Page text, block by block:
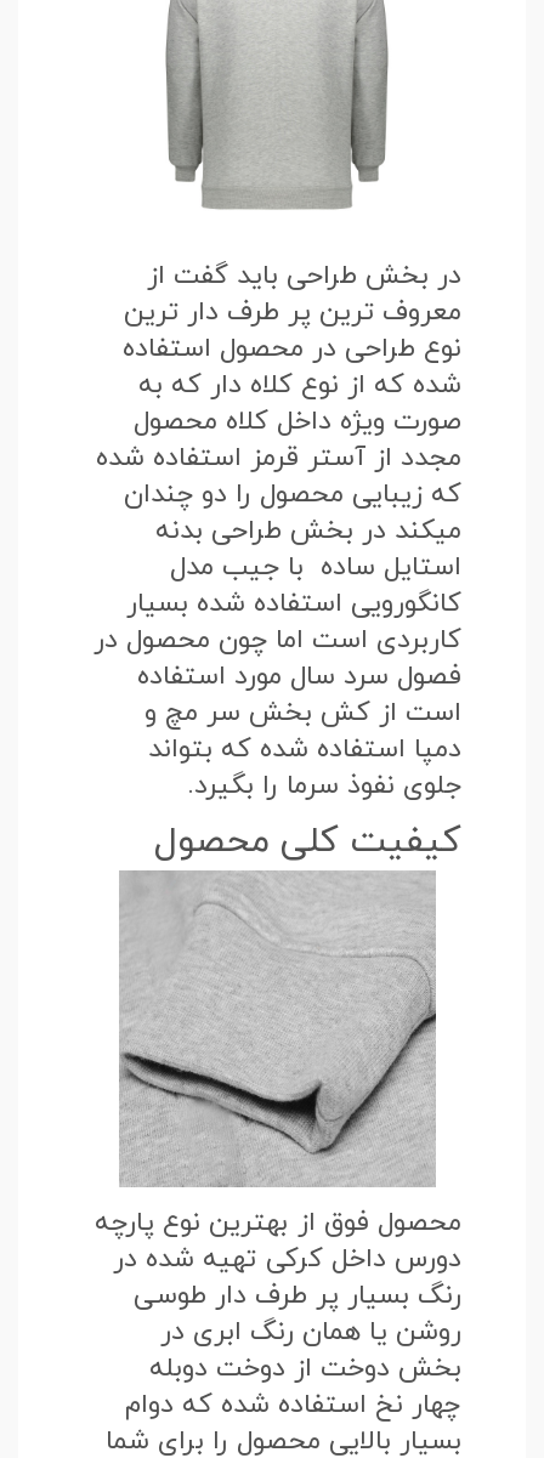
در بخش طراحی باید گفت از
معروف ترین پر طرف دار ترین
نوع طراحی در محصول استفاده
شده که از نوع کلاه دار که به
صورت ویژه داخل کلاه محصول
مجدد از آستر قرمز استفاده شده
که زیبایی محصول را دو چندان
میکند در بخش طراحی بدنه
استایل ساده با جیب مدل
کانگورویی استفاده شده بسیار
کاربردی است اما چون محصول در
فصول سرد سال مورد استفاده
است از کش بخش سر مچ و
دمپا استفاده شده که بتواند
جلوی نفوذ سرما را بگیرد.
کیفیت کلی محصول
محصول فوق از بهترین نوع پارچه
دورس داخل کرکی تهیه شده در
رنگ بسیار پر طرف دار طوسی
روشن یا همان رنگ ابری در
بخش دوخت از دوخت دوبله
چهار نخ استفاده شده که دوام
بسیار بالایی محصول را برای شما